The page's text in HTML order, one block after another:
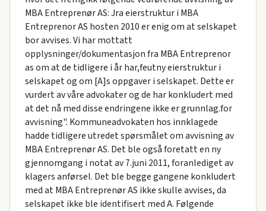
MBA Entreprenør AS: Jra eierstruktur i MBA
Entreprenor AS hosten 2010 er enig om at selskapet
bor avvises. Vi har mottatt
opplysninger/dokumentasjon fra MBA Entreprenor
as om at de tidligere i år har,feutny eierstruktur i
selskapet og om [A]s oppgaver i selskapet. Dette er
vurdert av våre advokater og de har konkludert med
at det nå med disse endringene ikke er grunnlag.for
avvisning". Kommuneadvokaten hos innklagede
hadde tidligere utredet spørsmålet om avvisning av
MBA Entreprenør AS. Det ble også foretatt en ny
gjennomgang i notat av 7.juni 2011, foranlediget av
klagers anførsel. Det ble begge gangene konkludert
med at MBA Entreprenør AS ikke skulle avvises, da
selskapet ikke ble identifisert med A. Følgende